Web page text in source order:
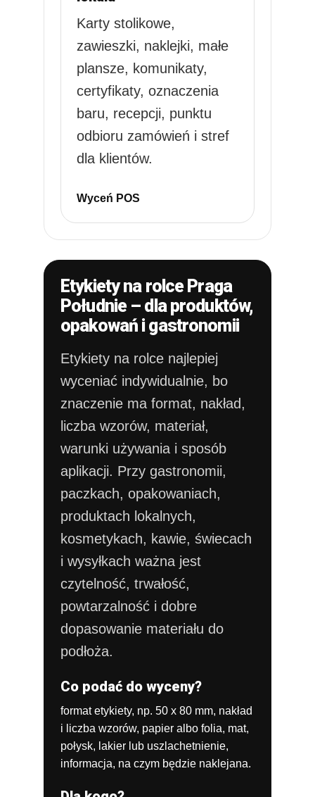
Karty stolikowe,
zawieszki, naklejki, małe
plansze, komunikaty,
certyfikaty, oznaczenia
baru, recepcji, punktu
odbioru zamówień i stref
dla klientów.
Wyceń POS
Etykiety na rolce Praga
Południe – dla produktów,
opakowań i gastronomii
Etykiety na rolce najlepiej
wyceniać indywidualnie, bo
znaczenie ma format, nakład,
liczba wzorów, materiał,
warunki używania i sposób
aplikacji. Przy gastronomii,
paczkach, opakowaniach,
produktach lokalnych,
kosmetykach, kawie, świecach
i wysyłkach ważna jest
czytelność, trwałość,
powtarzalność i dobre
dopasowanie materiału do
podłoża.
Co podać do wyceny?
format etykiety, np. 50 x 80 mm, nakład
i liczba wzorów, papier albo folia, mat,
połysk, lakier lub uszlachetnienie,
informacja, na czym będzie naklejana.